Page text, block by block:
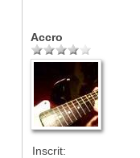
Accro
Inscrit: